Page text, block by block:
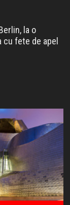
la o
fete de apel